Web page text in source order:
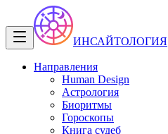
ИНСАЙТОЛОГИЯ
Направления
Human Design
Астрология
Биоритмы
Гороскопы
Книга судеб